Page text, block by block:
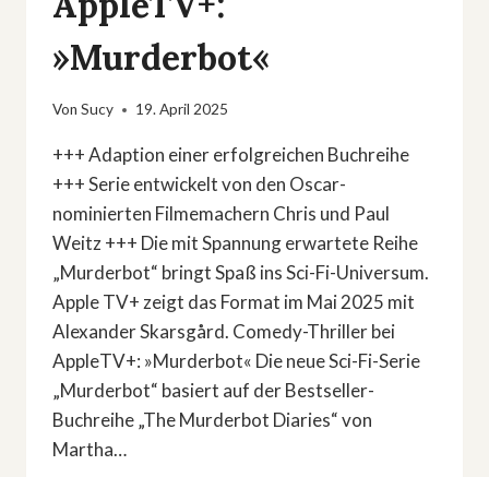
»Murderbot«
Von Sucy 19. April 2025
+++ Adaption einer erfolgreichen Buchreihe
+++ Serie entwickelt von den Oscar-
nominierten Filmemachern Chris und Paul
Weitz +++ Die mit Spannung erwartete Reihe
„Murderbot“ bringt Spaß ins Sci-Fi-Universum.
Apple TV+ zeigt das Format im Mai 2025 mit
Alexander Skarsgård. Comedy-Thriller bei
AppleTV+: »Murderbot« Die neue Sci-Fi-Serie
„Murderbot“ basiert auf der Bestseller-
Buchreihe „The Murderbot Diaries“ von
Martha…